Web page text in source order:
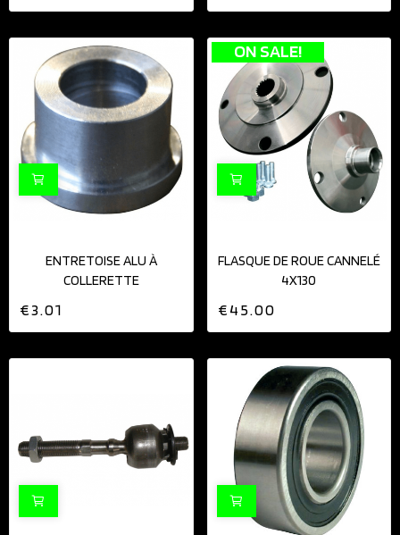
ENTRETOISE ALU À
COLLERETTE
€3.01
ON SALE!
FLASQUE DE ROUE CANNELÉ
4X130
€45.00